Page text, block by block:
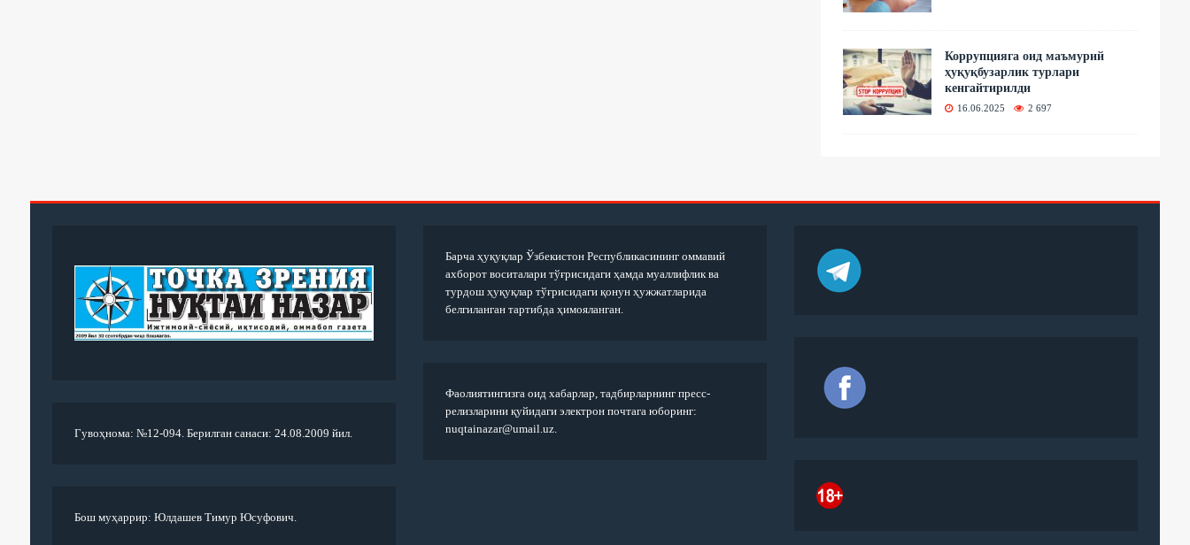
Коррупцияга оид маъмурий
ҳуқуқбузарлик турлари
кенгайтирилди
16.06.2025 2 697
Гувоҳнома: №12-094. Берилган санаси: 24.08.2009 йил.
Бош муҳаррир: Юлдашев Тимур Юсуфович.
Барча ҳуқуқлар Ўзбекистон Республикасининг оммавий
ахборот воситалари тўғрисидаги ҳамда муаллифлик ва
турдош ҳуқуқлар тўғрисидаги қонун ҳужжатларида
белгиланган тартибда ҳимояланган.
Фаолиятингизга оид хабарлар, тадбирларнинг пресс-
релизларини қуйидаги электрон почтага юборинг:
nuqtainazar@umail.uz.